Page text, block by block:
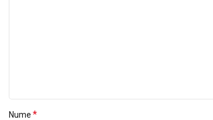
Nume *